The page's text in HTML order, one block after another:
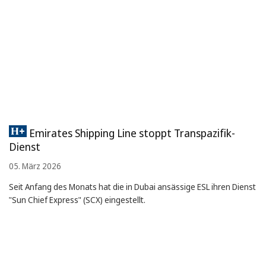
Emirates Shipping Line stoppt Transpazifik-
Dienst
05. März 2026
Seit Anfang des Monats hat die in Dubai ansässige ESL ihren Dienst
"Sun Chief Express" (SCX) eingestellt.